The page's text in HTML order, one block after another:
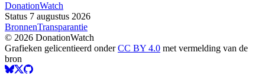
DonationWatch
Status 7 augustus 2026
BronnenTransparantie
© 2026 DonationWatch
Grafieken gelicentieerd onderCC BY 4.0 met vermelding van de
bron